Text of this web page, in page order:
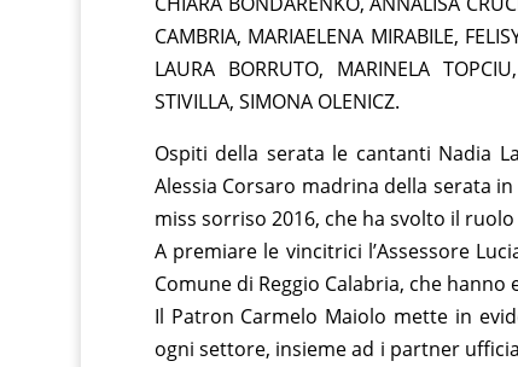
CAMBRIA, MARIAELENA MIRABILE,
LAURA BORRUTO, MARINELA
STIVILLA, SIMONA OLENICZ.
Ospiti della serata le cantanti Nadia
Alessia Corsaro madrina della serata
miss sorriso 2016, che ha svolto il
A premiare le vincitrici l’Assessore
Comune di Reggio Calabria, che
Il Patron Carmelo Maiolo mette in
ogni settore, insieme ad i partner